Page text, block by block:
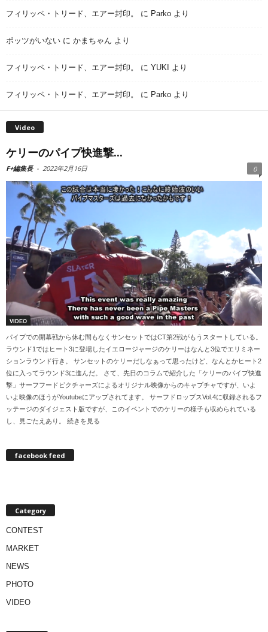
フィリッペ・トリード、エアー封印。 に Parko より
ポッツがいない に かまちゃん より
フィリッペ・トリード、エアー封印。 に YUKI より
フィリッペ・トリード、エアー封印。 に Parko より
Video
ケリーのパイプ快進撃...
F+編集長 - 2022年2月16日 0
VIDEO
パイプでの開幕戦から休む間もなくサンセットではCT第2戦がもうスタートしている。
ラウンド1ではヒート3に登場したイエロージャージのケリーはなんと3位でエリミネー
ションラウンド行き。 サンセットのケリーだしなぁって思ったけど、なんとかヒート2
位に入ってラウンド3に進んだ。 さて、先日のコラムで紹介した「ケリーのパイプ快進
撃」サーフフードピクチャーズによるオリジナル映像からのキャプチャですが、いよ
いよ映像のほうがYoutubeにアップされてます。 サーフドロップスVol.4に収録されるフ
ッテージのダイジェスト版ですが、このイベントでのケリーの様子も収められている
し、見ごたえあり。 続きを見る
facebook feed
Category
CONTEST
MARKET
NEWS
PHOTO
VIDEO